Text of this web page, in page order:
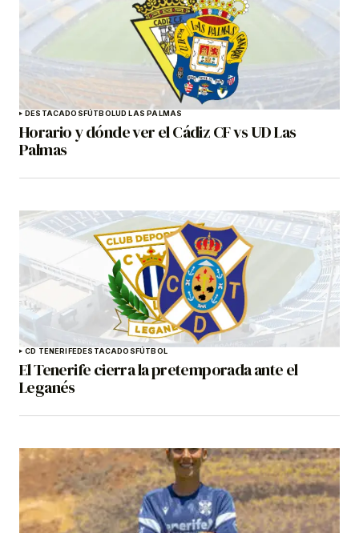
DESTACADOSFÚTBOLUD LAS PALMAS
Horario y dónde ver el Cádiz CF vs UD Las
Palmas
CD TENERIFEDESTACADOSFÚTBOL
El Tenerife cierra la pretemporada ante el
Leganés